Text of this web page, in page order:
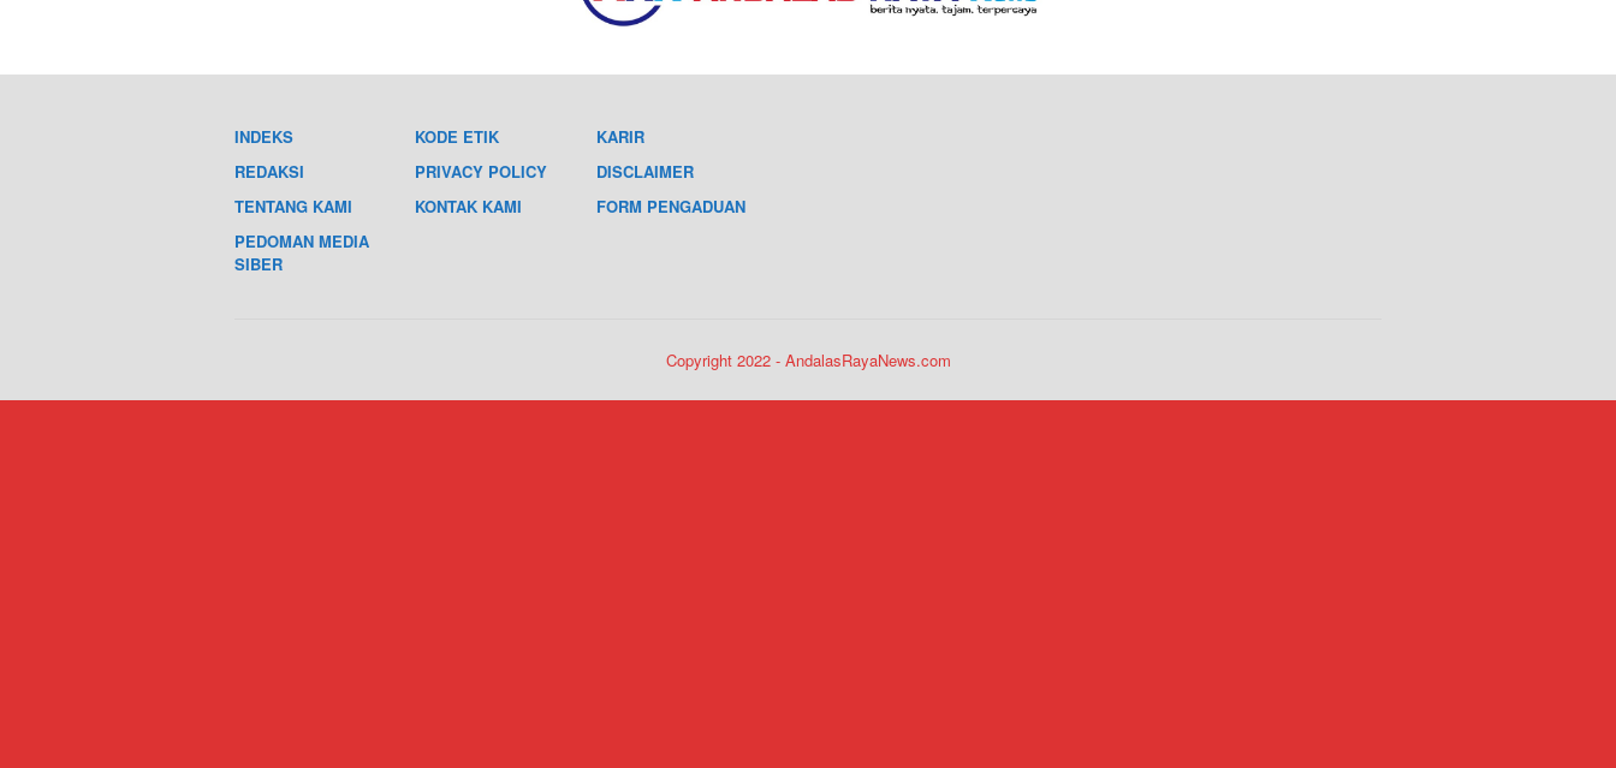
INDEKS KODE ETIK
KARIR
REDAKSI
PRIVACY POLICY
DISCLAIMER
TENTANG KAMI
KONTAK KAMI
FORM PENGADUAN
PEDOMAN MEDIA
SIBER
Copyright 2022 - AndalasRayaNews.com